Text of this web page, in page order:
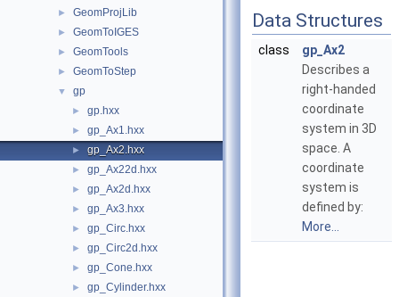
► GeomProjLib
► GeomToIGES
► GeomTools
► GeomToStep
▼ gp
► gp.hxx
► gp_Ax1.hxx
► gp_Ax2.hxx
► gp_Ax22d.hxx
► gp_Ax2d.hxx
► gp_Ax3.hxx
► gp_Circ.hxx
► gp_Circ2d.hxx
► gp_Cone.hxx
► gp_Cylinder.hxx
Data Structures
class
gp_Ax2
Describes a
right-handed
coordinate
system in 3D
space. A
coordinate
system is
defined by:
More...